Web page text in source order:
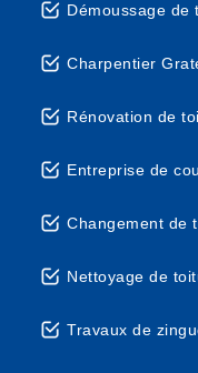
Démoussage de
Charpentier
Rénovation de
Entreprise de
Changement de
Nettoyage de
Travaux de